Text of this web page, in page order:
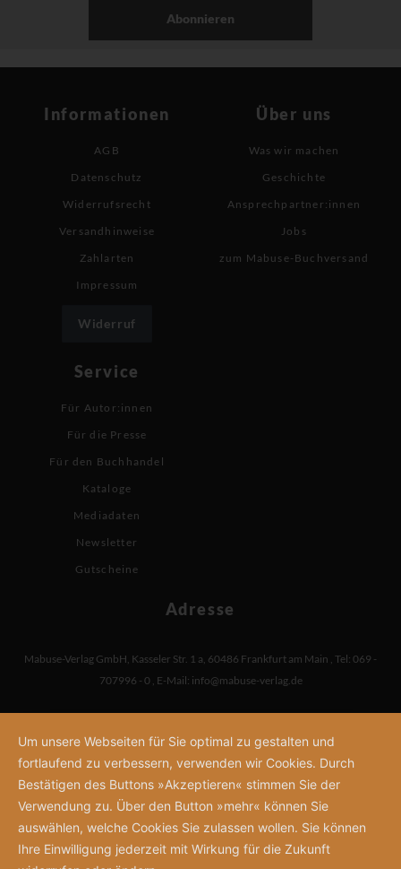
Abonnieren
Informationen
AGB
Datenschutz
Widerrufsrecht
Versandhinweise
Zahlarten
Impressum
Widerruf
Über uns
Was wir machen
Geschichte
Ansprechpartner:innen
Jobs
zum Mabuse-Buchversand
Service
Für Autor:innen
Für die Presse
Für den Buchhandel
Kataloge
Mediadaten
Newsletter
Gutscheine
Adresse
Mabuse-Verlag GmbH, Kasseler Str. 1 a, 60486 Frankfurt am Main , Tel: 069 -
707996 - 0 , E-Mail: info@mabuse-verlag.de
Um unsere Webseiten für Sie optimal zu gestalten und
fortlaufend zu verbessern, verwenden wir Cookies. Durch
Bestätigen des Buttons »Akzeptieren« stimmen Sie der
Verwendung zu. Über den Button »mehr« können Sie
auswählen, welche Cookies Sie zulassen wollen. Sie können
Ihre Einwilligung jederzeit mit Wirkung für die Zukunft